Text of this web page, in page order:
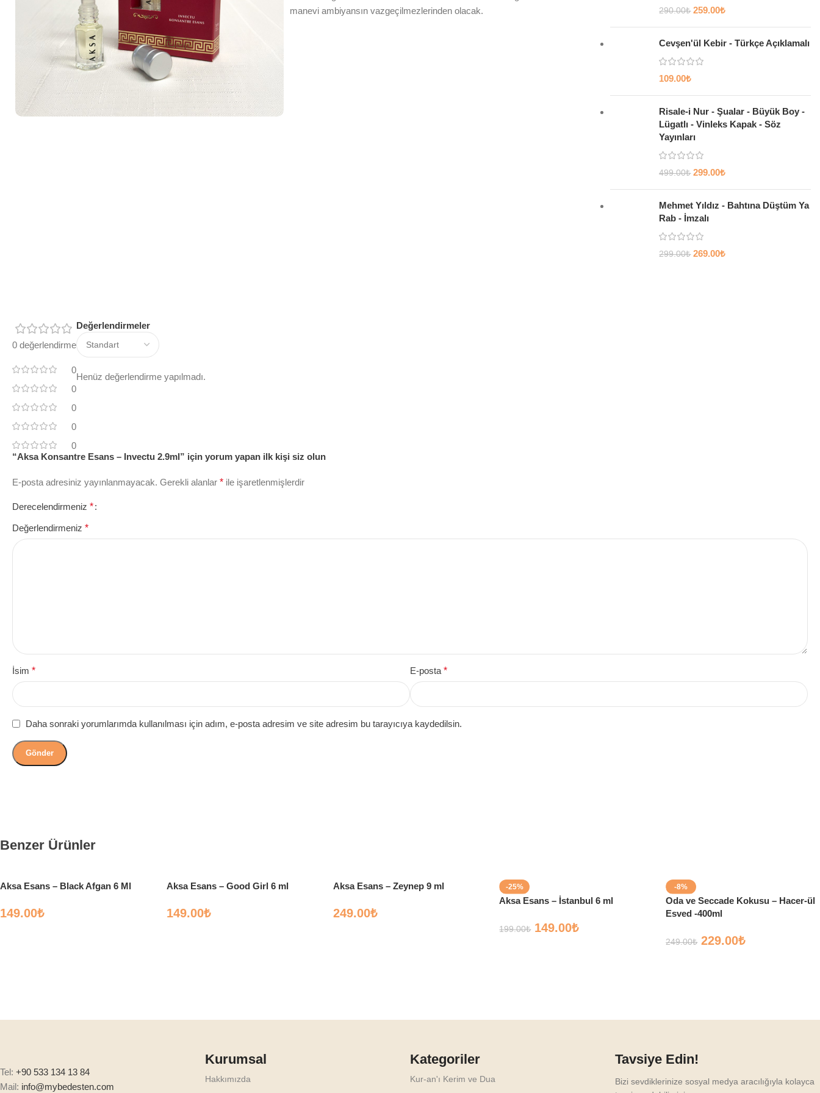
manevi ambiyansın vazgeçilmezlerinden olacak.
290.00₺ 259.00₺
Cevşen'ül Kebir - Türkçe Açıklamalı
109.00₺
Risale-i Nur - Şualar - Büyük Boy -
Lügatlı - Vinleks Kapak - Söz
Yayınları
499.00₺ 299.00₺
Mehmet Yıldız - Bahtına Düştüm Ya
Rab - İmzalı
299.00₺ 269.00₺
0 değerlendirme
0
0
0
0
0
Değerlendirmeler
Henüz değerlendirme yapılmadı.
“Aksa Konsantre Esans – Invectu 2.9ml” için yorum yapan ilk kişi siz olun
E-posta adresiniz yayınlanmayacak. Gerekli alanlar * ile işaretlenmişlerdir
Derecelendirmeniz *
Değerlendirmeniz *
İsim * E-posta *
Daha sonraki yorumlarımda kullanılması için adım, e-posta adresim ve site adresim bu tarayıcıya kaydedilsin.
Benzer Ürünler
Aksa Esans – Black Afgan 6 Ml
149.00₺
Aksa Esans – Good Girl 6 ml
149.00₺
Aksa Esans – Zeynep 9 ml
249.00₺
-25%
Aksa Esans – İstanbul 6 ml
199.00₺ 149.00₺
-8%
Oda ve Seccade Kokusu – Hacer-ül
Esved -400ml
249.00₺ 229.00₺
Tel: +90 533 134 13 84
Mail: info@mybedesten.com
Kurumsal
Hakkımızda
Kategoriler
Kur-an'ı Kerim ve Dua
Tavsiye Edin!
Bizi sevdiklerinize sosyal medya aracılığıyla kolayca